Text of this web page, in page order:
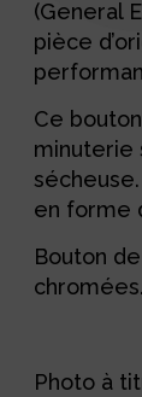
(General
pièce
Ce
minuterie
en forme
Bouton
chromées.
Photo à